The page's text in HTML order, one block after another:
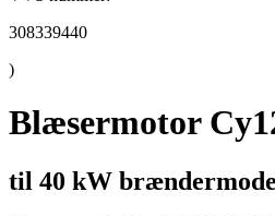
308339440
)
Blæsermotor
til 40 kW